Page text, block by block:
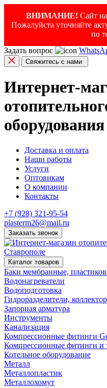
ВНИМАНИЕ! Сайт
Пожалуйста уточняйте
по
Задать вопрос
Свяжитесь с нами
Интернет-
Доставка и оплата
Наши работы
Услуги
Оптовикам
О компании
Контакты
+7 (928) 321-95-54
plasterm26@mail.ru
Заказать звонок
Каталог товаров
Баки мембранные,
Водонагреватели
Водоподготовка
Гидроразделители,
Запорная арматура
Инструменты
Канализация
Компрессионные фитинги
Компрессионные фитинги
Котельное оборудование
Металл
Металлопластик
Металлохомут